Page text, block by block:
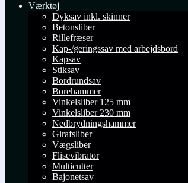
Værktøj
Dyksav inkl. skinner
Betonsliber
Rillefræser
Kap-/geringssav med arbejdsbord
Kapsav
Stiksav
Bordrundsav
Borehammer
Vinkelsliber 125 mm
Vinkelsliber 230 mm
Nedbrydningshammer
Girafsliber
Vægsliber
Flisevibrator
Multicutter
Bajonetsav